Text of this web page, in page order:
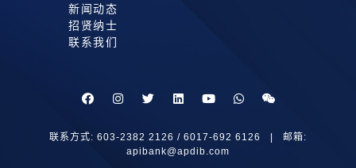
新闻动态
招贤纳士
联系我们
联系方式: 603-2382 2126 / 6017-692 6126 | 邮箱:
apibank@apdib.com